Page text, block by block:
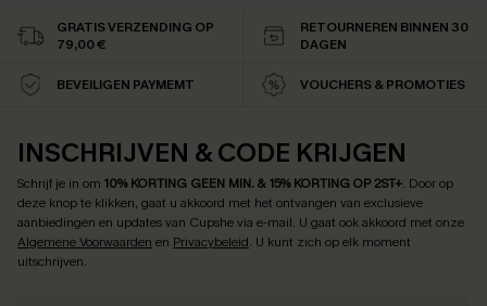
GRATIS VERZENDING OP
79,00 €
RETOURNEREN BINNEN 30
DAGEN
BEVEILIGEN PAYMEMT VOUCHERS & PROMOTIES
INSCHRIJVEN & CODE KRIJGEN
Schrijf je in om 10% KORTING GEEN MIN. & 15% KORTING OP 2ST+. Door op
deze knop te klikken, gaat u akkoord met het ontvangen van exclusieve
aanbiedingen en updates van Cupshe via e-mail. U gaat ook akkoord met onze
Algemene Voorwaarden en Privacybeleid. U kunt zich op elk moment
uitschrijven.